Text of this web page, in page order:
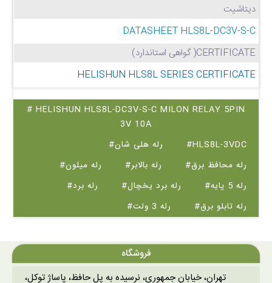
دیتاشیت
DATASHEET HLS8L-DC3V-S-C
CERTIFICATE( گواهی استاندارد)
HELISHUN HLS8L SERIES CERTIFICATE
# HELISHUN HLS8L-DC3V-S-C MILON RELAY 5PIN
3V 10A
#HLS8L-3VDC
#رله هلی شان
#رله محافظ برق
#رله بالابر
#رله میلون
#رله 5 پایه
#رله برد یخچال
#رله برد
#رله تابلو برق
#رله 3 ولت
فروشگاه
تهران، خیابان جمهوری، نرسیده به پل حافظ، پاساژ توکل،